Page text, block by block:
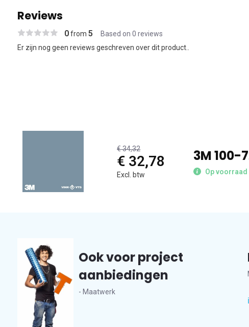
Reviews
0from 5 Based on 0 reviews
Er zijn nog geen reviews geschreven over dit product..
€ 34,32
€ 32,78
Excl. btw
3M 100-
Op voorraad
Ook voor project
aanbiedingen
- Maatwerk